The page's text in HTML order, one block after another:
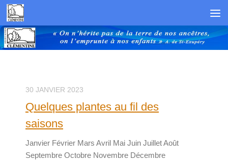
Skip to content
30 JANVIER 2023
Quelques plantes au fil des
saisons
Janvier Février Mars Avril Mai Juin Juillet Août
Septembre Octobre Novembre Décembre